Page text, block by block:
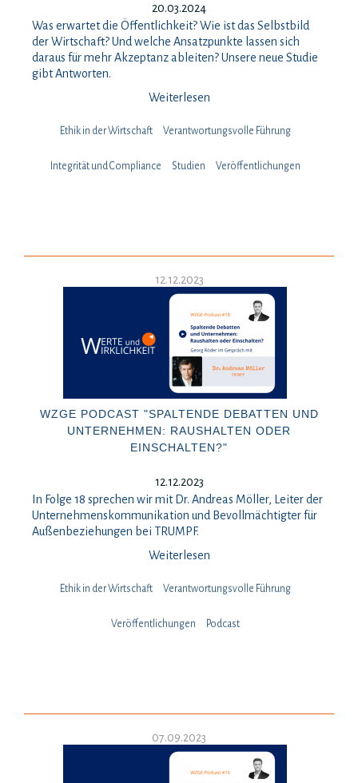
20.03.2024
Was erwartet die Öffentlichkeit? Wie ist das Selbstbild
der Wirtschaft? Und welche Ansatzpunkte lassen sich
daraus für mehr Akzeptanz ableiten? Unsere neue Studie
gibt Antworten.
Weiterlesen
Ethik in der Wirtschaft Verantwortungsvolle Führung
Integrität und Compliance Studien Veröffentlichungen
12.12.2023
WZGE PODCAST "SPALTENDE DEBATTEN UND
UNTERNEHMEN: RAUSHALTEN ODER
EINSCHALTEN?"
12.12.2023
In Folge 18 sprechen wir mit Dr. Andreas Möller, Leiter der
Unternehmenskommunikation und Bevollmächtigter für
Außenbeziehungen bei TRUMPF.
Weiterlesen
Ethik in der Wirtschaft Verantwortungsvolle Führung
Veröffentlichungen Podcast
07.09.2023